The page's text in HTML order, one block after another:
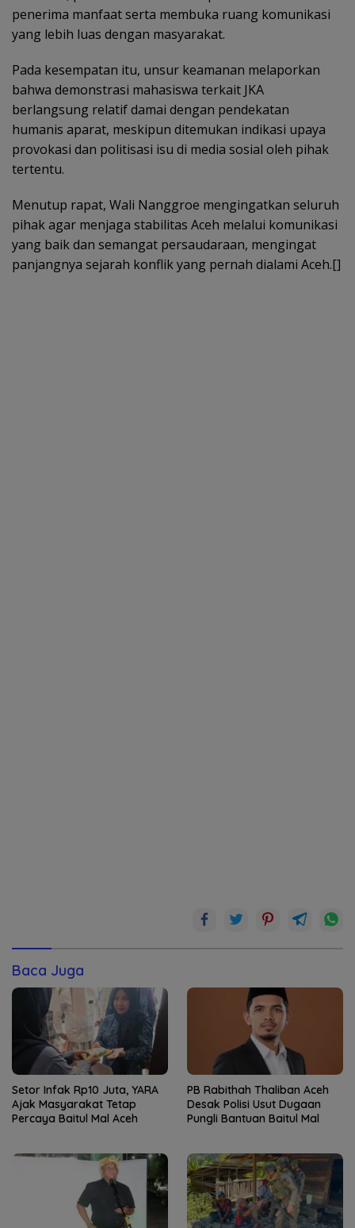
penerima manfaat serta membuka ruang komunikasi
yang lebih luas dengan masyarakat.
Pada kesempatan itu, unsur keamanan melaporkan
bahwa demonstrasi mahasiswa terkait JKA
berlangsung relatif damai dengan pendekatan
humanis aparat, meskipun ditemukan indikasi upaya
provokasi dan politisasi isu di media sosial oleh pihak
tertentu.
Menutup rapat, Wali Nanggroe mengingatkan seluruh
pihak agar menjaga stabilitas Aceh melalui komunikasi
yang baik dan semangat persaudaraan, mengingat
panjangnya sejarah konflik yang pernah dialami Aceh.[]
Baca Juga
Setor Infak Rp10 Juta, YARA
Ajak Masyarakat Tetap
Percaya Baitul Mal Aceh
PB Rabithah Thaliban Aceh
Desak Polisi Usut Dugaan
Pungli Bantuan Baitul Mal